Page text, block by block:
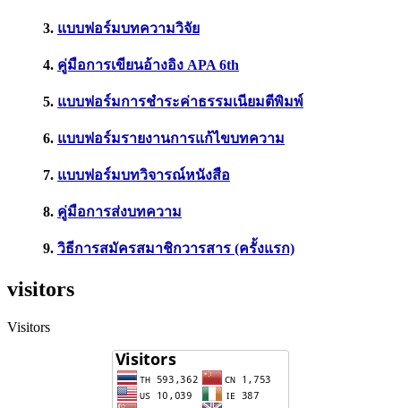
3. แบบฟอร์มบทความวิจัย
4. คู่มือการเขียนอ้างอิง APA 6th
5. แบบฟอร์มการชำระค่าธรรมเนียมตีพิมพ์
6. แบบฟอร์มรายงานการแก้ไขบทความ
7. แบบฟอร์มบทวิจารณ์หนังสือ
8. คู่มือการส่งบทความ
9. วิธีการสมัครสมาชิกวารสาร (ครั้งแรก)
visitors
Visitors